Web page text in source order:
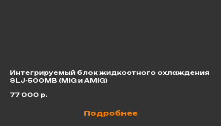
Интегрируемый блок жидкостного охлаждения
SLJ-500MB (MIG и AMIG)
77 000 р.
Подробнее